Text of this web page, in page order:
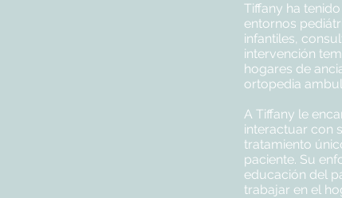
Tiffany ha
entornos
infantiles,
intervención
hogares de
ortopedia
A Tiffany le
interactuar con
tratamiento
paciente. Su
educación del
trabajar en el